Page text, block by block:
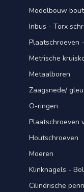
Modelbouw
Inbus - Torx
Plaatschroeven
Metrische
Metaalboren
Zaagsnede/
O-ringen
Plaatschroeven
Houtschroeven
Moeren
Klinknagels -
Cilindrische